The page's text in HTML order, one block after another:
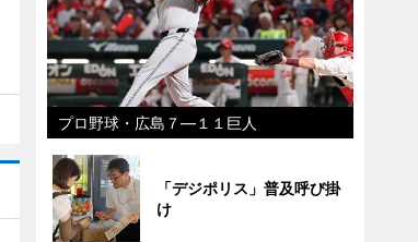
プロ野球・広島７―１１巨人
「デジポリス」普及呼び掛
け